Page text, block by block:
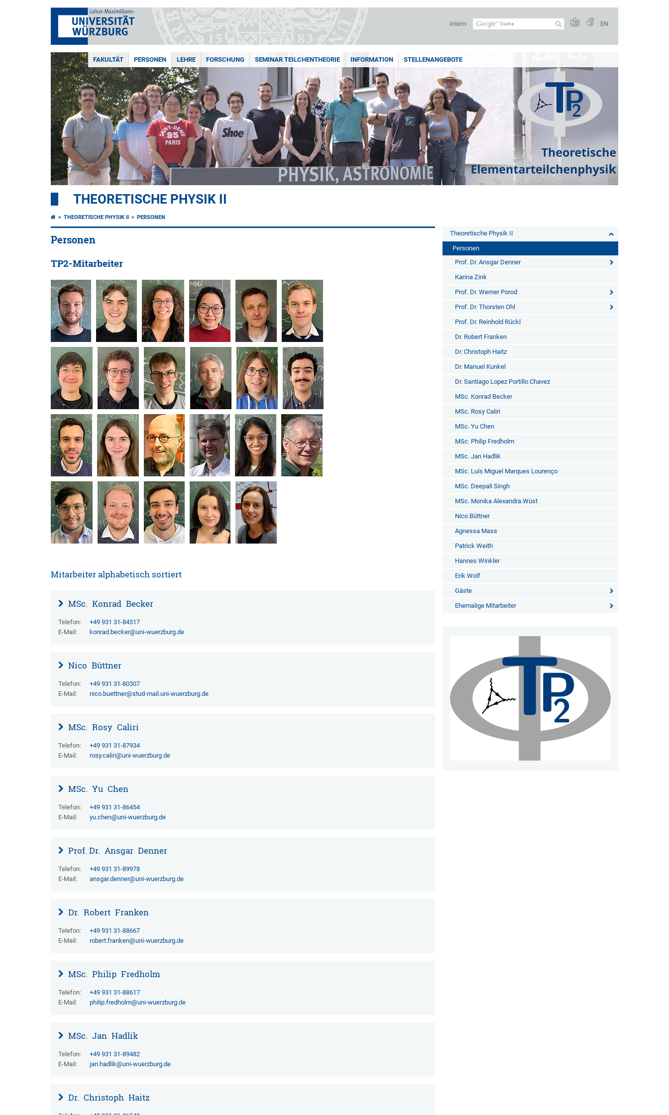
Intern EN
FAKULTÄT PERSONEN LEHRE FORSCHUNG SEMINAR TEILCHENTHEORIE INFORMATION STELLENANGEBOTE
THEORETISCHE PHYSIK II
THEORETISCHE PHYSIK II PERSONEN
Personen
TP2-Mitarbeiter
Mitarbeiter alphabetisch sortiert
MSc. Konrad Becker
Telefon:
+49 931 31-84517
E-Mail:
konrad.becker@uni-wuerzburg.de
Nico Büttner
Telefon:
+49 931 31-80307
E-Mail:
nico.buettner@stud-mail.uni-wuerzburg.de
MSc. Rosy Caliri
Telefon:
+49 931 31-87934
E-Mail:
rosy.caliri@uni-wuerzburg.de
MSc. Yu Chen
Telefon:
+49 931 31-86454
E-Mail:
yu.chen@uni-wuerzburg.de
Prof. Dr. Ansgar Denner
Telefon:
+49 931 31-89978
E-Mail:
ansgar.denner@uni-wuerzburg.de
Dr. Robert Franken
Telefon:
+49 931 31-88667
E-Mail:
robert.franken@uni-wuerzburg.de
MSc. Philip Fredholm
Telefon:
+49 931 31-88617
E-Mail:
philip.fredholm@uni-wuerzburg.de
MSc. Jan Hadlik
Telefon:
+49 931 31-89482
E-Mail:
jan.hadlik@uni-wuerzburg.de
Dr. Christoph Haitz
Theoretische Physik II
Personen
Prof. Dr. Ansgar Denner
Karina Zink
Prof. Dr. Werner Porod
Prof. Dr. Thorsten Ohl
Prof. Dr. Reinhold Rückl
Dr. Robert Franken
Dr. Christoph Haitz
Dr. Manuel Kunkel
Dr. Santiago Lopez Portillo Chavez
MSc. Konrad Becker
MSc. Rosy Caliri
MSc. Yu Chen
MSc. Philip Fredholm
MSc. Jan Hadlik
MSc. Luís Miguel Marques Lourenço
MSc. Deepali Singh
MSc. Monika Alexandra Wüst
Nico Büttner
Agnessa Mass
Patrick Weith
Hannes Winkler
Erik Wolf
Gäste
Ehemalige Mitarbeiter